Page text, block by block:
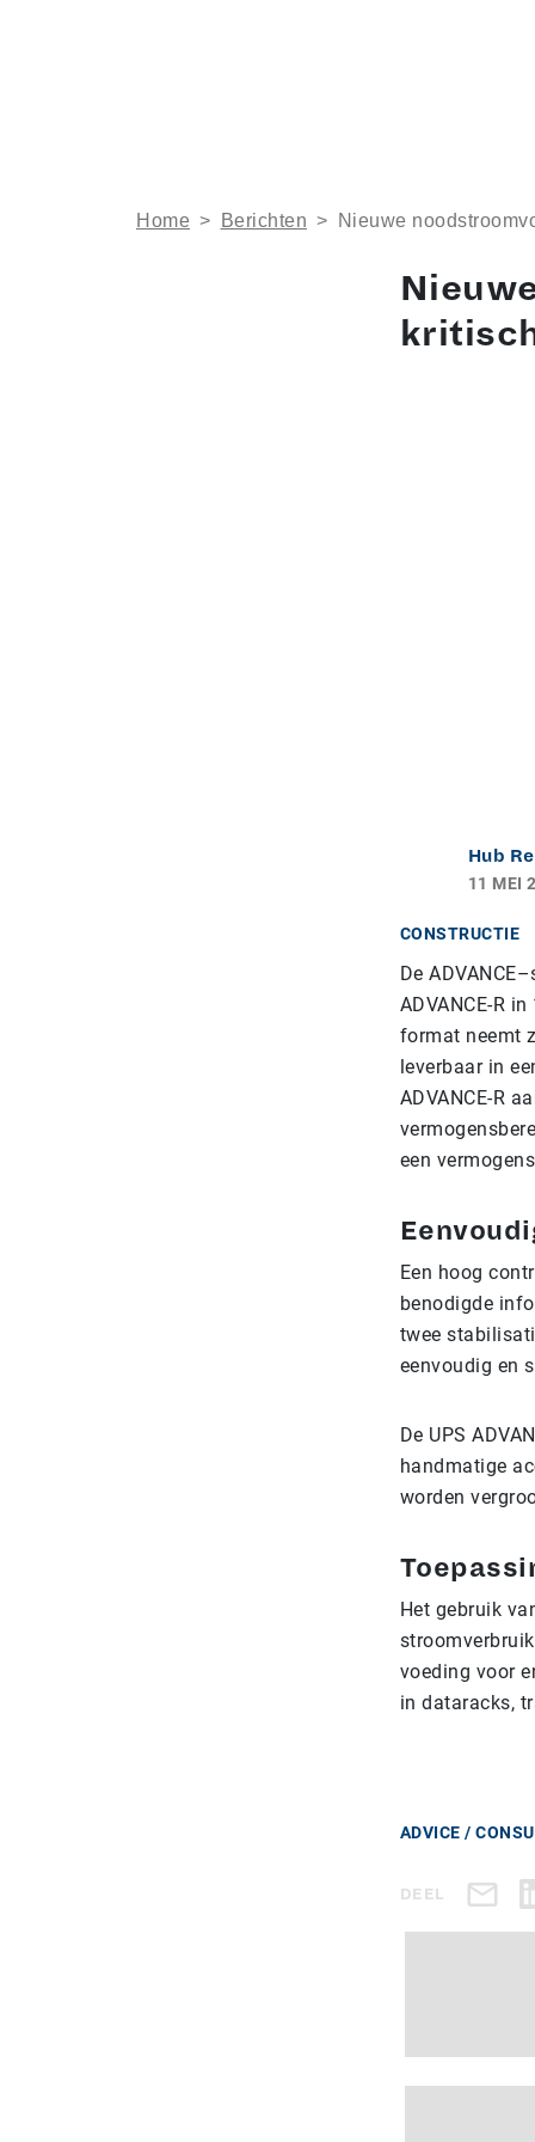
Home > Berichten > Nieuwe
Hub
11 MEI
CONSTRUCTIE
De
ADVANCE-R
format neemt
leverbaar in
ADVANCE-R
een
Een hoog
benodigde
twee
eenvoudig en
De UPS
handmatige
worden
Het gebruik
voeding voor
in dataracks,
ADVICE /
DEEL